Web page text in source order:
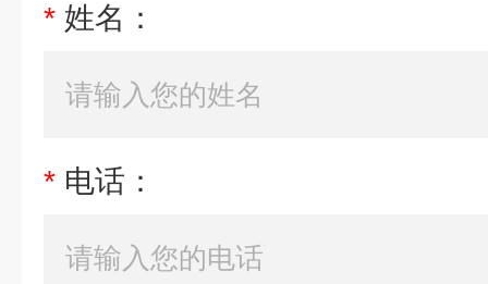
* 姓名：
* 电话：